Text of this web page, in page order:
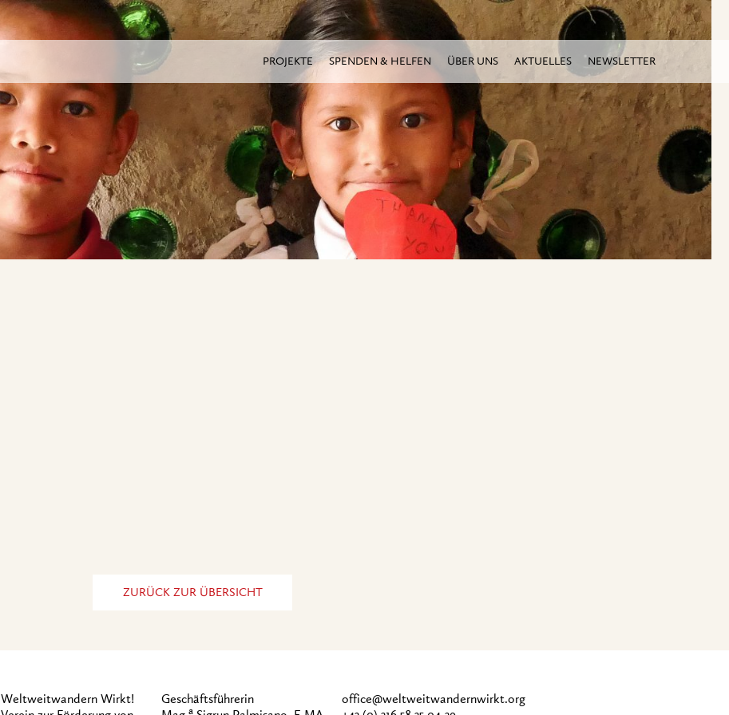
PROJEKTE SPENDEN & HELFEN ÜBER UNS AKTUELLES NEWSLETTER
ZURÜCK ZUR ÜBERSICHT
Weltweitwandern Wirkt!
Geschäftsführerin
a
office@weltweitwandernwirkt.org